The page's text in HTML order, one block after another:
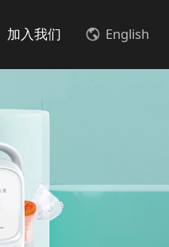
加入我们 English